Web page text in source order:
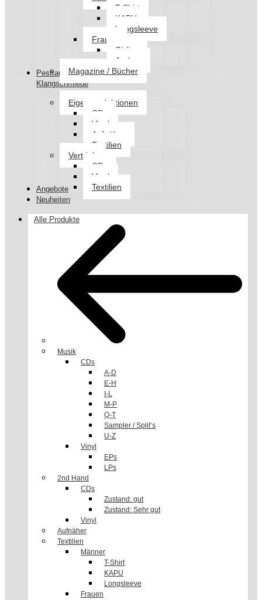
T-Shirt
KAPU
Longsleeve
Frauen
Girlies
Jacken
Magazine / Bücher
Pesttanz
Klangschmiede
Eigenproduktionen
CDs
Vinyl
Aufnäher
Textilien
Vertrieb
CDs
Vinyl
Textilien
Angebote
Neuheiten
Alle Produkte
Musik
CDs
A-D
E-H
I-L
M-P
Q-T
Sampler / Split’s
U-Z
Vinyl
EPs
LPs
2nd Hand
CDs
Zustand: gut
Zustand: Sehr gut
Vinyl
Aufnäher
Textilien
Männer
T-Shirt
KAPU
Longsleeve
Frauen